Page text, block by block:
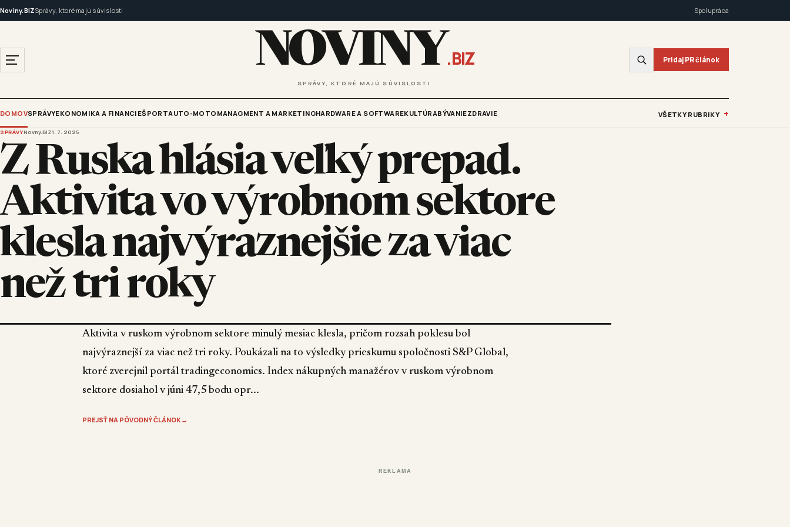
Noviny.BIZSprávy, ktoré majú súvislosti Spolupráca
NOVINY .BIZ
SPRÁVY, KTORÉ MAJÚ SÚVISLOSTI
Pridaj PR článok
DOMOVSPRÁVYEKONOMIKA A FINANCIEŠPORTAUTO-MOTO MANAGMENT A MARKETINGHARDWARE A SOFTWAREKULTÚRABÝVANIEZDRAVIE VŠETKY RUBRIKY +
SPRÁVYNovny.BIZ1. 7. 2025
Z Ruska hlásia veľký prepad.
Aktivita vo výrobnom sektore
klesla najvýraznejšie za viac
než tri roky
Aktivita v ruskom výrobnom sektore minulý mesiac klesla, pričom rozsah poklesu bol
najvýraznejší za viac než tri roky. Poukázali na to výsledky prieskumu spoločnosti S&P Global,
ktoré zverejnil portál tradingeconomics. Index nákupných manažérov v ruskom výrobnom
sektore dosiahol v júni 47,5 bodu opr...
PREJSŤ NA PÔVODNÝ ČLÁNOK→
REKLAMA